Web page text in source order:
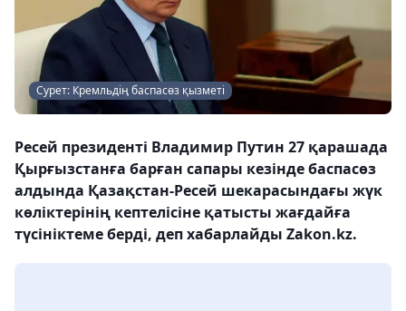
Сурет: Кремльдің баспасөз қызметі
Ресей президенті Владимир Путин 27 қарашада
Қырғызстанға барған сапары кезінде баспасөз
алдында Қазақстан-Ресей шекарасындағы жүк
көліктерінің кептелісіне қатысты жағдайға
түсініктеме берді, деп хабарлайды Zakon.kz.